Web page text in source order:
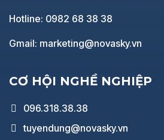
Hotline: 0982 68 38 38
Gmail: marketing@novasky.vn
CƠ HỘI NGHỀ NGHIỆP
096.318.38.38
tuyendung@novasky.vn